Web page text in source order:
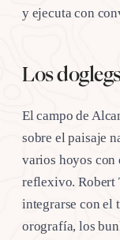
y ejecuta con
Los
El campo de
sobre el paisaje
varios hoyos con
reflexivo. Robert
integrarse con el
orografía, los